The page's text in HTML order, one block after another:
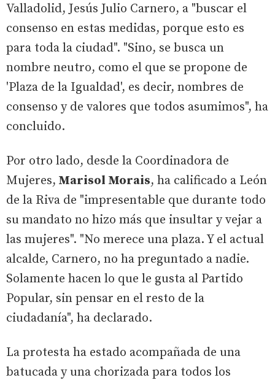
Valladolid, Jesús Julio Carnero, a "buscar el
consenso en estas medidas, porque esto es
para toda la ciudad". "Sino, se busca un
nombre neutro, como el que se propone de
'Plaza de la Igualdad', es decir, nombres de
consenso y de valores que todos asumimos", ha
concluido.
Por otro lado, desde la Coordinadora de
Mujeres, Marisol Morais, ha calificado a León
de la Riva de "impresentable que durante todo
su mandato no hizo más que insultar y vejar a
las mujeres". "No merece una plaza. Y el actual
alcalde, Carnero, no ha preguntado a nadie.
Solamente hacen lo que le gusta al Partido
Popular, sin pensar en el resto de la
ciudadanía", ha declarado.
La protesta ha estado acompañada de una
batucada y una chorizada para todos los